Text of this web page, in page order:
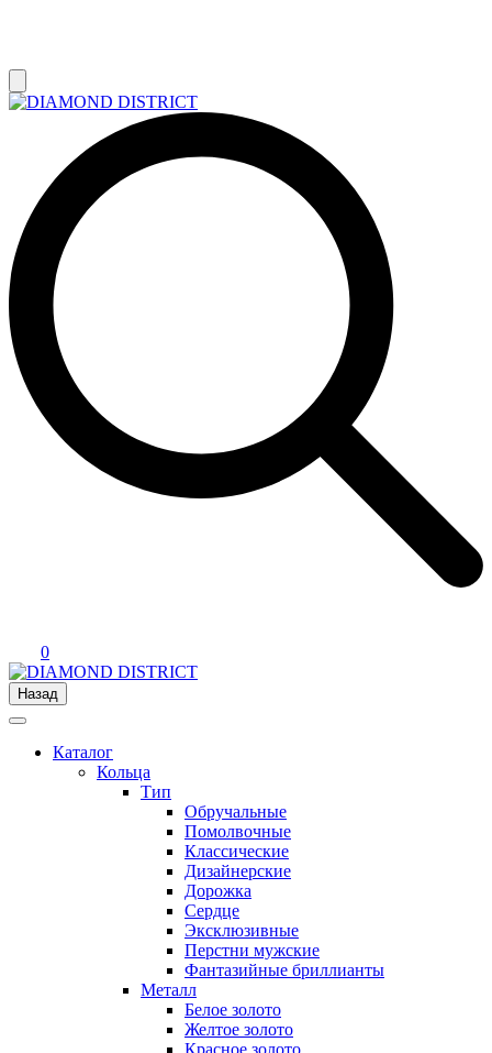
0
Назад
Каталог
Кольца
Тип
Обручальные
Помолвочные
Классические
Дизайнерские
Дорожка
Сердце
Эксклюзивные
Перстни мужские
Фантазийные бриллианты
Металл
Белое золото
Желтое золото
Красное золото